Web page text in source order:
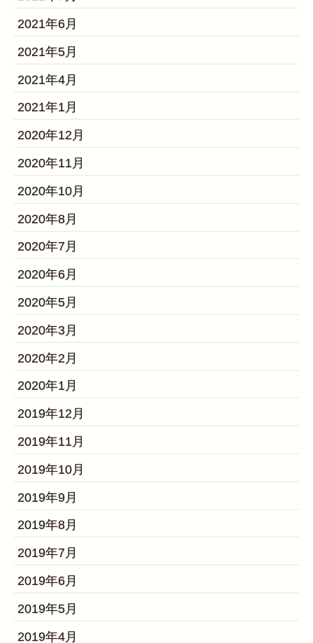
2021年6月
2021年5月
2021年4月
2021年1月
2020年12月
2020年11月
2020年10月
2020年8月
2020年7月
2020年6月
2020年5月
2020年3月
2020年2月
2020年1月
2019年12月
2019年11月
2019年10月
2019年9月
2019年8月
2019年7月
2019年6月
2019年5月
2019年4月